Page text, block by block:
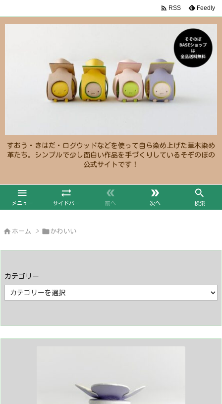
すおう・きはだ・ログウッドなどを使って自ら染め上げた草木染め
革たち。シンプルで少し面白い作品を手づくりしているそぞのぼの
公式サイトです！

メニュー

サイドバー

前へ

次へ

検索
 RSS Feedly
 ホーム > かわいい
カテゴリー
テ
ゴ